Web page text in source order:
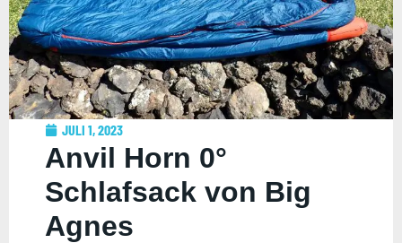
JULI 1, 2023
Anvil Horn 0°
Schlafsack von Big
Agnes